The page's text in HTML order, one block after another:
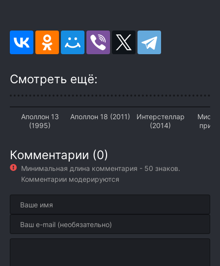
Смотреть ещё:
Аполлон 13
(1995)
Аполлон 18 (2011)
Интерстеллар
(2014)
Мисс
Комментарии (0)
Минимальная длина комментария - 50 знаков.
Комментарии модерируются